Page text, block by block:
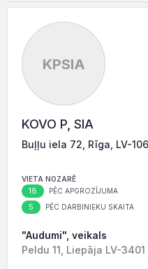
KPSIA
KOVO P, SIA
Buļļu iela 72, Rīga, LV-
VIETA NOZARĒ
18 PĒC APGROZĪJUMA
5 PĒC DARBINIEKU SKAITA
"Audumi", veikals
Peldu 11, Liepāja LV-3401